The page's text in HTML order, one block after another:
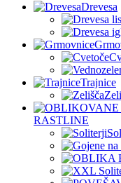
Drevesa
Trajnice
RASTLINE